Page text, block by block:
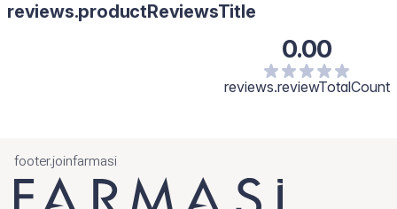
reviews.productReviewsTitle
0.00
reviews.reviewTotalCount
footer.joinfarmasi